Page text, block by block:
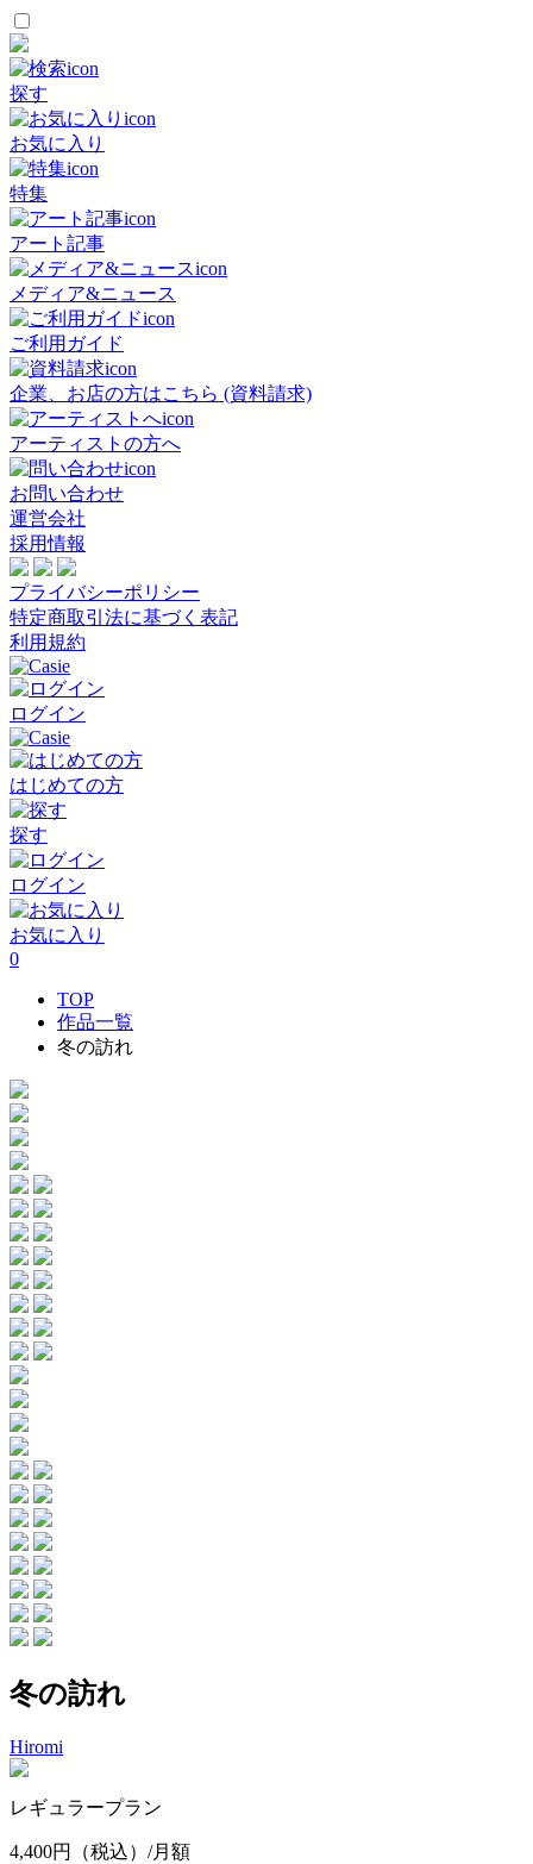
探す
お気に入り
特集
アート記事
メディア&ニュース
ご利用ガイド
企業、お店の方はこちら (資料請求)
アーティストの方へ
お問い合わせ
運営会社
採用情報
プライバシーポリシー
特定商取引法に基づく表記
利用規約
ログイン
はじめての方
探す
ログイン
お気に入り
0
TOP
作品一覧
冬の訪れ
冬の訪れ
Hiromi
レギュラープラン
4,400円
（税込）/月額